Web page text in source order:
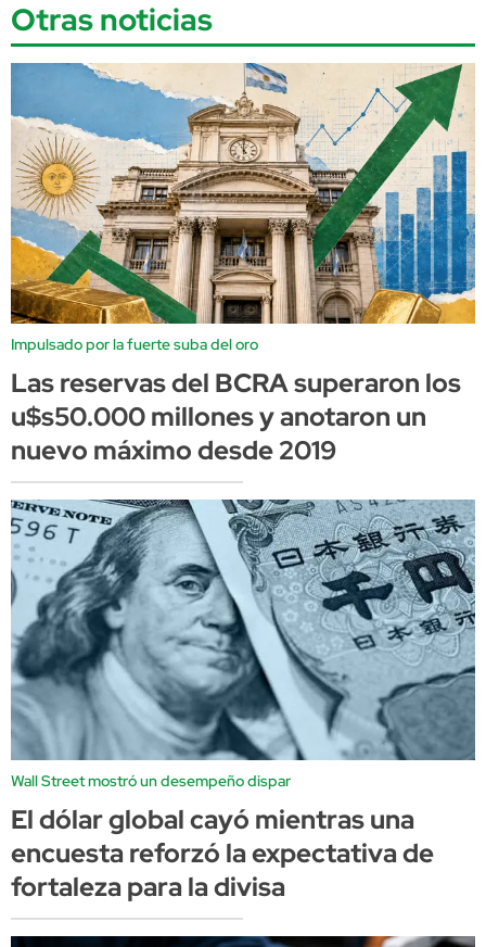
Otras noticias
Impulsado por la fuerte suba del oro
Las reservas del BCRA superaron los
u$s50.000 millones y anotaron un
nuevo máximo desde 2019
Wall Street mostró un desempeño dispar
El dólar global cayó mientras una
encuesta reforzó la expectativa de
fortaleza para la divisa